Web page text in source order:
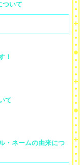
ついて
！
て
・ネームの由来につ